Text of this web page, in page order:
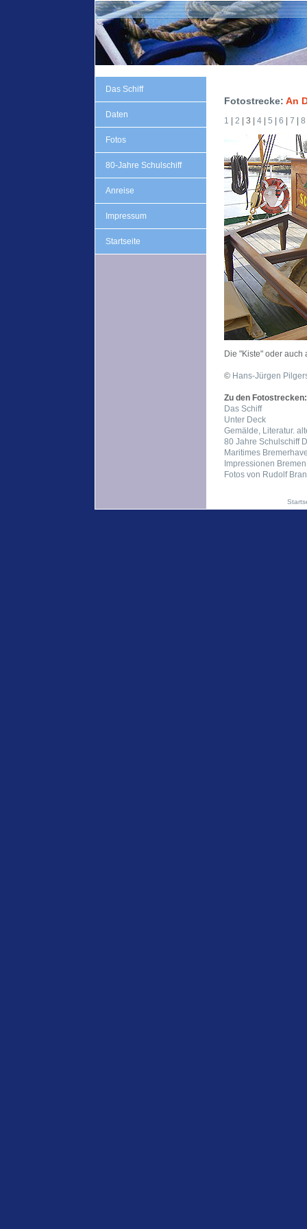
Das Schiff
Daten
Fotos
80-Jahre Schulschiff
Anreise
Impressum
Startseite
Fotostrecke: An
1 2 | 3 | 4 5 6 7 8
Die "Kiste" oder
© Hans-Jürgen
Zu den Fotostrecken:
Das Schiff
Unter Deck
Gemälde, Literatur.
80 Jahre Schulschiff
Maritimes
Impressionen Bremen
Fotos von Rudolf